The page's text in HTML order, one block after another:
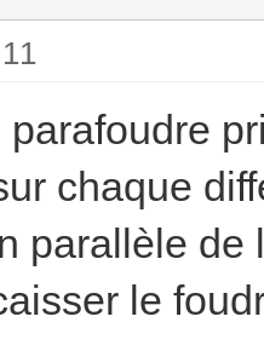
parafoudre
chaque
parallèle
le